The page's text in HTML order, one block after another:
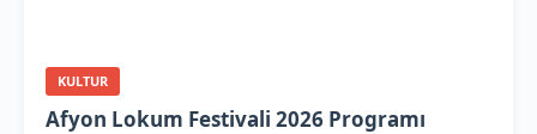
KULTUR
Afyon Lokum Festivali 2026 Programı